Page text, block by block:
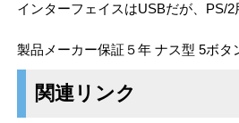
インターフェイスはUSBだが、PS/2
製品メーカー保証５年 ナス型 5ボ
関連リンク